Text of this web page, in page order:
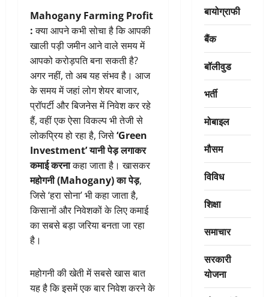
Mahogany Farming Profit
:क्या आपने कभी सोचा है कि आपकी
खाली पड़ी जमीन आने वाले समय में
आपको करोड़पति बना सकती है?
अगर नहीं, तो अब यह संभव है। आज
के समय में जहां लोग शेयर बाजार,
प्रॉपर्टी और बिजनेस में निवेश कर रहे
हैं, वहीं एक ऐसा विकल्प भी तेजी से
लोकप्रिय हो रहा है, जिसे‘Green
Investment’ यानी पेड़ लगाकर
कमाई करनाकहा जाता है। खासकर
महोगनी (Mahogany) का पेड़,
जिसे ‘हरा सोना’ भी कहा जाता है,
किसानों और निवेशकों के लिए कमाई
का सबसे बड़ा जरिया बनता जा रहा
है।
महोगनी की खेती में सबसे खास बात
यह है कि इसमें एक बार निवेश करने के
बायोग्राफी
बैंक
बॉलीवुड
भर्ती
मोबाइल
मौसम
विविध
शिक्षा
समाचार
सरकारी
योजना